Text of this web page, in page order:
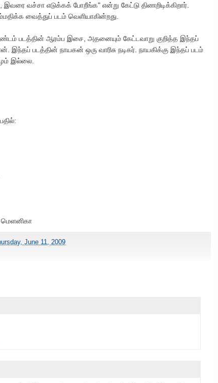
இவரை வச்சா எடுக்கக் போறீங்க" என்று கேட்டு திணறிடிக்கிறார்.
வைத்துப் படம் வெளியாகின்றது.
படத்தின் ஆரம்ப இசை, அதனையும் கேட்டவாறு குறித்த இந்தப்
இந்தப் படத்தின் நாயகன் ஒரு வாரிசு நடிகர். நாயகிக்கு இந்தப் படம்
இல்லை.
மெளனிகா
June 11, 2009